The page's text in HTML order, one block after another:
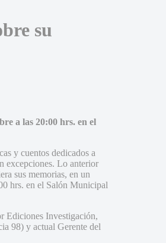
su
a las 20:00 hrs. en el
y cuentos dedicados a
excepciones. Lo anterior
sus memorias, en un
hrs. en el Salón Municipal
Ediciones Investigación,
98) y actual Gerente del